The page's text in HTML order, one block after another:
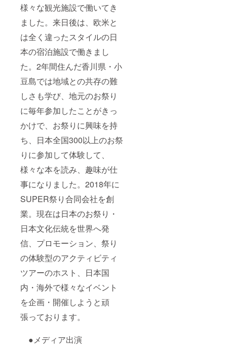
様々な観光施設で働いてき
ました。来日後は、欧米と
は全く違ったスタイルの日
本の宿泊施設で働きまし
た。2年間住んだ香川県・小
豆島では地域との共存の難
しさも学び、地元のお祭り
に毎年参加したことがきっ
かけで、お祭りに興味を持
ち、日本全国300以上のお祭
りに参加して体験して、
様々な本を読み、趣味が仕
事になりました。2018年に
SUPER祭り合同会社を創
業。現在は日本のお祭り・
日本文化伝統を世界へ発
信、プロモーション、祭り
の体験型のアクティビティ
ツアーのホスト、日本国
内・海外で様々なイベント
を企画・開催しようと頑
張っております。
●メディア出演